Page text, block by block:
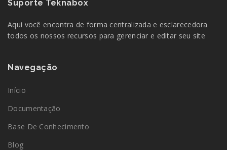
Suporte Teknabox
Aqui você encontra de forma centralizada e esclarecedora
todos os nossos recursos para gerenciar e editar seu site
Navegação
Início
Documentação
Base De Conhecimento
Blog